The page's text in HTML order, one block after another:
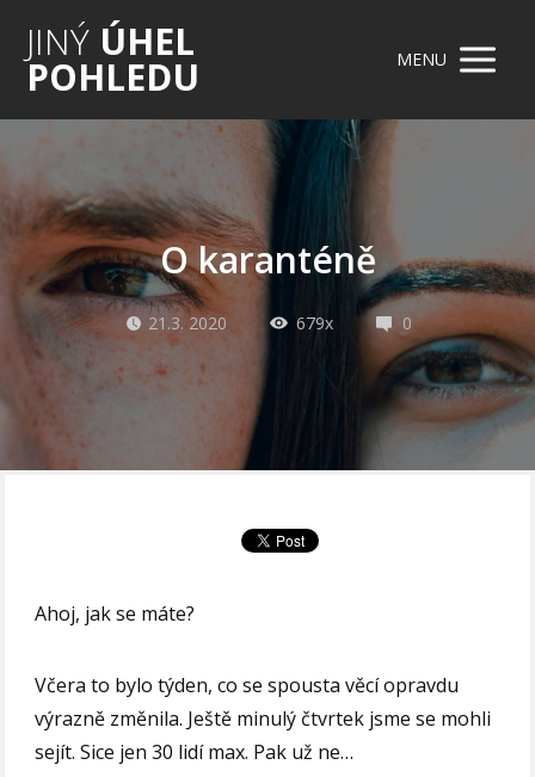
JINÝ ÚHEL
POHLEDU MENU
O karanténě
21.3. 2020 679x 0
Ahoj, jak se máte?
Včera to bylo týden, co se spousta věcí opravdu
výrazně změnila. Ještě minulý čtvrtek jsme se mohli
sejít. Sice jen 30 lidí max. Pak už ne…